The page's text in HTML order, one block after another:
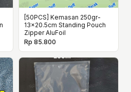
[50PCS] Kemasan 250gr-
13x20.5cm Standing Pouch
Zipper AluFoil
Rp 85.800